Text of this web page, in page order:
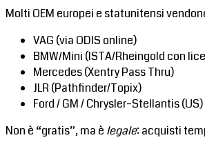
Molti OEM europei e statunitensi
VAG (via ODIS online)
BMW/Mini (ISTA/Rheingold con
Mercedes (Xentry Pass Thru)
JLR (Pathfinder/Topix)
Ford / GM / Chrysler–Stellantis
Non è “gratis”, ma è legale: acquisti